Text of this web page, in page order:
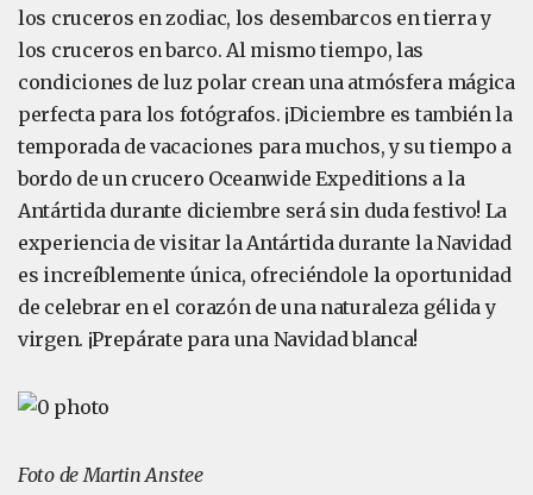
los cruceros en zodiac, los desembarcos en tierra y
los cruceros en barco. Al mismo tiempo, las
condiciones de luz polar crean una atmósfera mágica
perfecta para los fotógrafos. ¡Diciembre es también la
temporada de vacaciones para muchos, y su tiempo a
bordo de un crucero Oceanwide Expeditions a la
Antártida durante diciembre será sin duda festivo! La
experiencia de visitar la Antártida durante la Navidad
es increíblemente única, ofreciéndole la oportunidad
de celebrar en el corazón de una naturaleza gélida y
virgen. ¡Prepárate para una Navidad blanca!
Foto de Martin Anstee